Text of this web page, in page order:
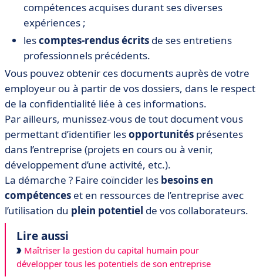
compétences acquises durant ses diverses
expériences ;
lescomptes-rendus écrits de ses entretiens
professionnels précédents.
Vous pouvez obtenir ces documents auprès de votre
employeur ou à partir de vos dossiers, dans le respect
de la confidentialité liée à ces informations.
Par ailleurs, munissez-vous de tout document vous
permettant d’identifier lesopportunités présentes
dans l’entreprise (projets en cours ou à venir,
développement d’une activité, etc.).
La démarche ? Faire coïncider les besoins en
compétences et en ressources de l’entreprise avec
l’utilisation du plein potentiel de vos collaborateurs.
Lire aussi
Maîtriser la gestion du capital humain pour
développer tous les potentiels de son entreprise